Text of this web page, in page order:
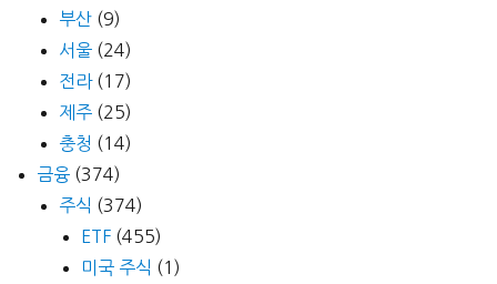
부산 (9)
서울 (24)
전라(17)
제주 (25)
충청 (14)
금융 (374)
주식 (374)
ETF (455)
미국 주식 (1)